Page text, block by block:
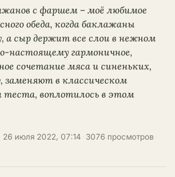
с фаршем – моё любимое
обеда, когда баклажаны
а сыр держит все слои в нежном
настоящему гармоничное,
сочетание мяса и синеньких,
заменяют в классическом
воплотилось в этом
26 июля 2022, 07:14 3076 просмотров